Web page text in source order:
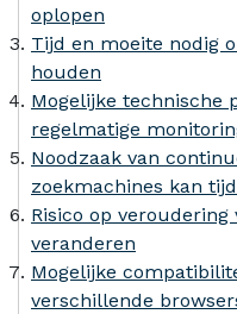
oplopen
Tijd en moeite nodig
houden
Mogelijke technische
regelmatige
Noodzaak van
zoekmachines kan
Risico op
veranderen
Mogelijke
verschillende